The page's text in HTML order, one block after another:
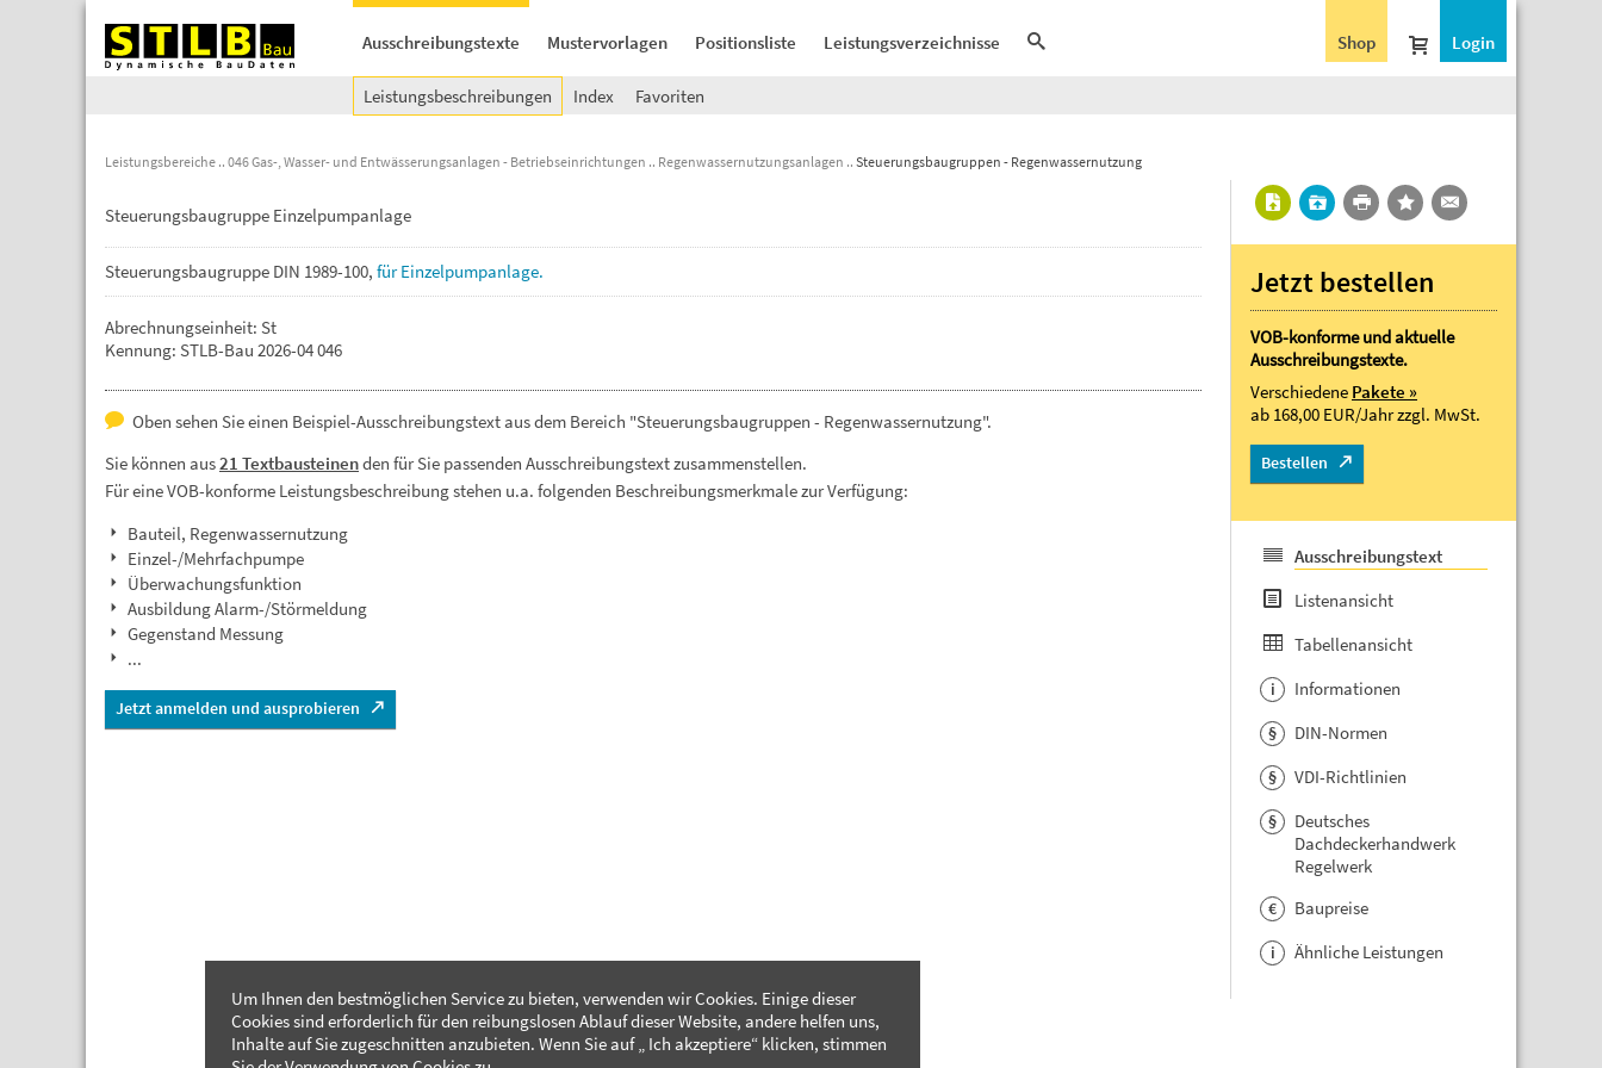
Ausschreibungstexte Mustervorlagen Positionsliste Leistungsverzeichnisse Login
Shop
Leistungsbeschreibungen Index Favoriten
Leistungsbereiche 046 Gas-, Wasser- und Entwässerungsanlagen - Betriebseinrichtungen Regenwassernutzungsanlagen Steuerungsbaugruppen - Regenwassernutzung
Steuerungsbaugruppe Einzelpumpanlage
Steuerungsbaugruppe DIN 1989-100, fürEinzelpumpanlage.
Abrechnungseinheit: St
Kennung: STLB-Bau 2026-04 046
Oben sehen Sie einen Beispiel-Ausschreibungstext aus dem Bereich "Steuerungsbaugruppen - Regenwassernutzung".
Sie können aus21 Textbausteinenden für Sie passenden Ausschreibungstext zusammenstellen.
Für eine VOB-konforme Leistungsbeschreibung stehen u.a. folgenden Beschreibungsmerkmale zur Verfügung:
Bauteil, Regenwassernutzung
Einzel-/Mehrfachpumpe
Überwachungsfunktion
Ausbildung Alarm-/Störmeldung
Gegenstand Messung
...
Jetzt anmelden und ausprobieren
Jetzt bestellen
VOB-konforme und aktuelle
Ausschreibungstexte.
Verschiedene Pakete »
ab 168,00 EUR/Jahrzzgl. MwSt.
Bestellen
Ausschreibungstext
Listenansicht
Tabellenansicht
i Informationen
§ DIN-Normen
§ VDI-Richtlinien
§
Deutsches
Dachdeckerhandwerk
Regelwerk
€ Baupreise
i Ähnliche Leistungen
Um Ihnen den bestmöglichen Service zu bieten, verwenden wir Cookies. Einige dieser
Cookies sind erforderlich für den reibungslosen Ablauf dieser Website, andere helfen uns,
Inhalte auf Sie zugeschnitten anzubieten. Wenn Sie auf „ Ich akzeptiere“ klicken, stimmen